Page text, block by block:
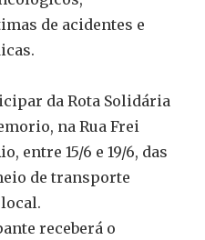
de acidentes e
da Rota Solidária
na Rua Frei
entre 15/6 e 19/6, das
de transporte
receberá o